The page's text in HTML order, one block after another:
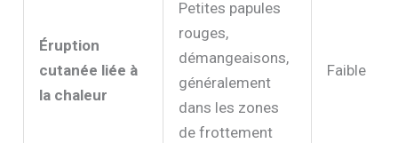
Éruption
cutanée liée à
la chaleur
Petites papules
rouges,
démangeaisons,
généralement
dans les zones
de frottement
Faible